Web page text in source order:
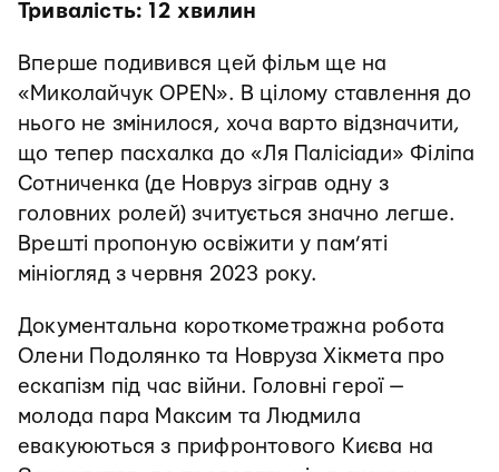
Тривалість: 12 хвилин
Вперше подивився цей фільм ще на
«Миколайчук OPEN». В цілому ставлення до
нього не змінилося, хоча варто відзначити,
що тепер пасхалка до «Ля Палісіади» Філіпа
Сотниченка (де Новруз зіграв одну з
головних ролей) зчитується значно легше.
Врешті пропоную освіжити у пам’яті
мініогляд з червня 2023 року.
Документальна короткометражна робота
Олени Подолянко та Новруза Хікмета про
ескапізм під час війни. Головні герої —
молода пара Максим та Людмила
евакуюються з прифронтового Києва на